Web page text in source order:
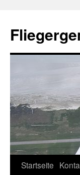
Skip
Startseite